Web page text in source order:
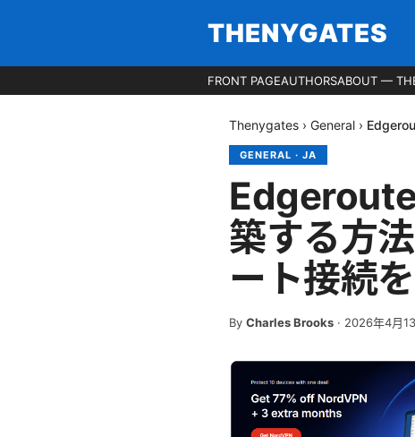
THENYGATES
FRONT PAGEAUTHORSABOUT —
Thenygates › General ›
GENERAL · JA
築する方
ート接続
By Charles Brooks · 2026年4月